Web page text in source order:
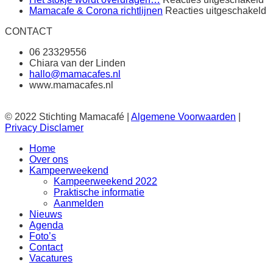
gezocht
Mamacafe & Corona richtlijnen Reacties uitgeschakeld
CONTACT
06 23329556
Chiara van der Linden
hallo@mamacafes.nl
www.mamacafes.nl
© 2022 Stichting Mamacafé | Algemene Voorwaarden
Privacy Disclamer
Home
Over ons
Kampeerweekend
Kampeerweekend 2022
Praktische informatie
Aanmelden
Nieuws
Agenda
Foto’s
Contact
Vacatures